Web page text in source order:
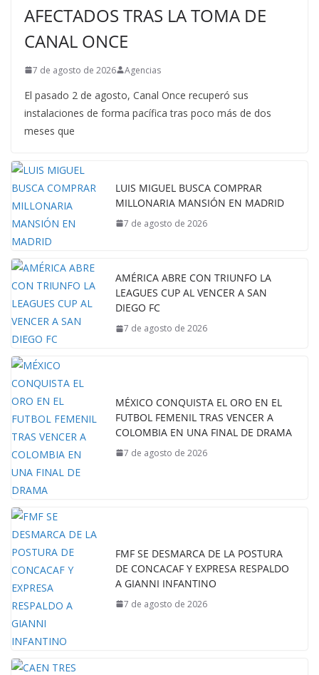
AFECTADOS TRAS LA TOMA DE
CANAL ONCE
7 de agosto de 2026 Agencias
El pasado 2 de agosto, Canal Once recuperó sus
instalaciones de forma pacífica tras poco más de dos
meses que
LUIS MIGUEL BUSCA COMPRAR
MILLONARIA MANSIÓN EN MADRID
7 de agosto de 2026
AMÉRICA ABRE CON TRIUNFO LA
LEAGUES CUP AL VENCER A SAN
DIEGO FC
7 de agosto de 2026
MÉXICO CONQUISTA EL ORO EN EL
FUTBOL FEMENIL TRAS VENCER A
COLOMBIA EN UNA FINAL DE DRAMA
7 de agosto de 2026
FMF SE DESMARCA DE LA POSTURA
DE CONCACAF Y EXPRESA RESPALDO
A GIANNI INFANTINO
7 de agosto de 2026